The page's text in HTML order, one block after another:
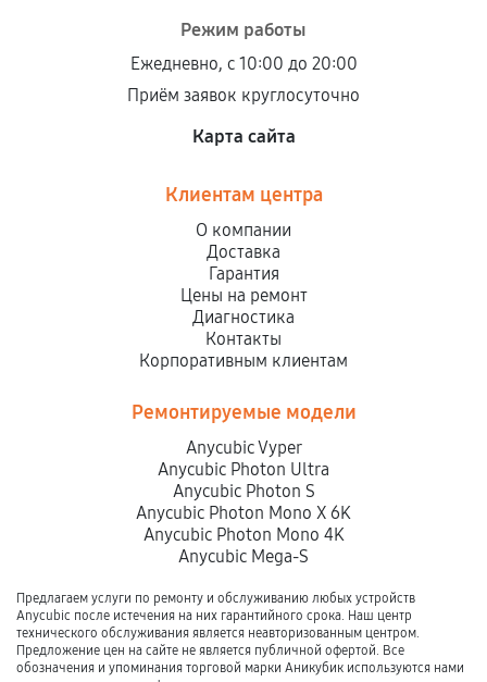
Режим работы
Ежедневно, с 10:00 до 20:00
Приём заявок круглосуточно
Карта сайта
Клиентам центра
О компании
Доставка
Гарантия
Цены на ремонт
Диагностика
Контакты
Корпоративным клиентам
Ремонтируемые модели
Anycubic Vyper
Anycubic Photon Ultra
Anycubic Photon S
Anycubic Photon Mono X 6K
Anycubic Photon Mono 4K
Anycubic Mega-S
Предлагаем услуги по ремонту и обслуживанию любых устройств
Anycubic после истечения на них гарантийного срока. Наш центр
технического обслуживания является неавторизованным центром.
Предложение цен на сайте не является публичной офертой. Все
обозначения и упоминания торговой марки Аникубик используются нами